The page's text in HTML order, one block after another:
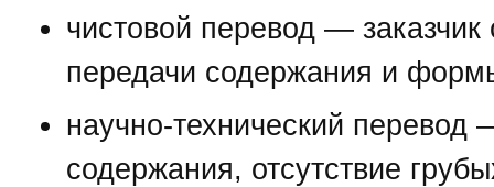
чистовой перевод —
передачи содержания и
научно-технический перевод
содержания, отсутствие